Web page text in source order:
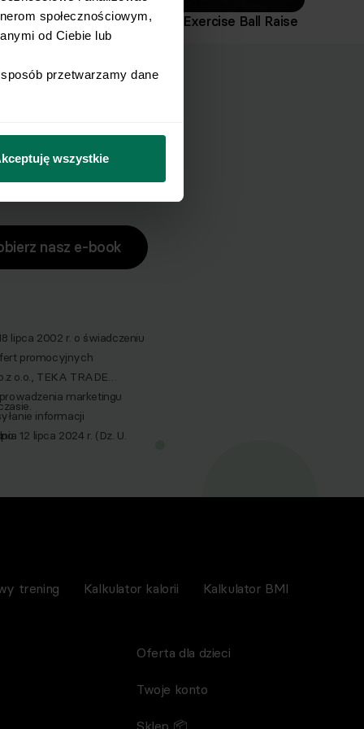
społecznościowym,
od Ciebie lub
przetwarzamy dane
wszystkie
Z kontrolowanym wydechem wykonaj skłon
Reverse Plank on Exercise Ball Raise
nasz e-book
lipca 2002 r. o świadczeniu
promocyjnych
o.o., TEKA TRADE
marketingu
informacji
12 lipca 2024 r. (Dz. U.
trening Kalkulator kalorii Kalkulator BMI
Oferta dla dzieci
Twoje konto
Sklep 📦